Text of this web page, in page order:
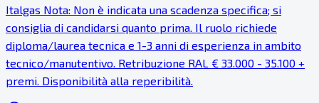
Italgas Nota: Non è indicata una scadenza specifica; si
consiglia di candidarsi quanto prima. Il ruolo richiede
diploma/laurea tecnica e 1-3 anni di esperienza in ambito
tecnico/manutentivo. Retribuzione RAL € 33.000 - 35.100 +
premi. Disponibilità alla reperibilità.